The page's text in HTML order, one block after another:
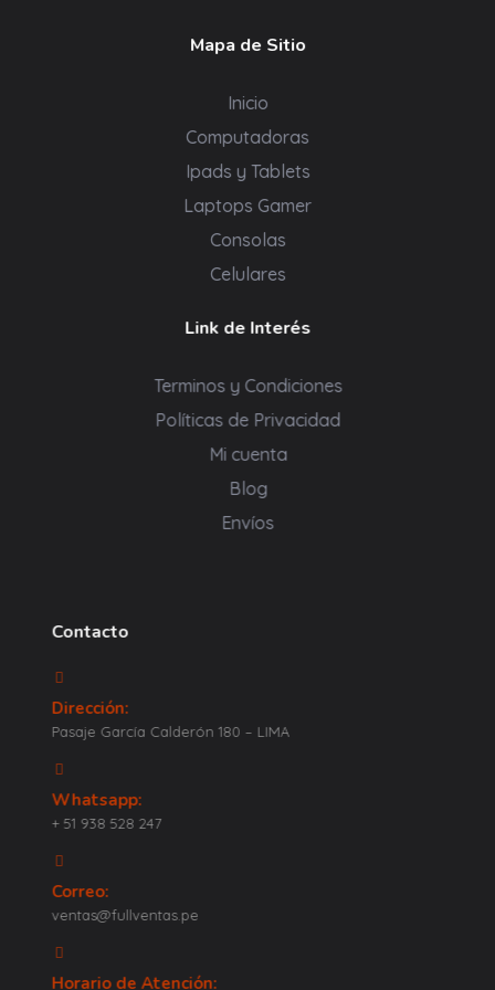
Mapa de Sitio
Inicio
Computadoras
Ipads y Tablets
Laptops Gamer
Consolas
Celulares
Link de Interés
Terminos y Condiciones
Políticas de Privacidad
Mi cuenta
Blog
Envíos
Contacto
Dirección:
Pasaje García Calderón 180 – LIMA
Whatsapp:
+ 51 938 528 247
Correo:
ventas@fullventas.pe
Horario de Atención: